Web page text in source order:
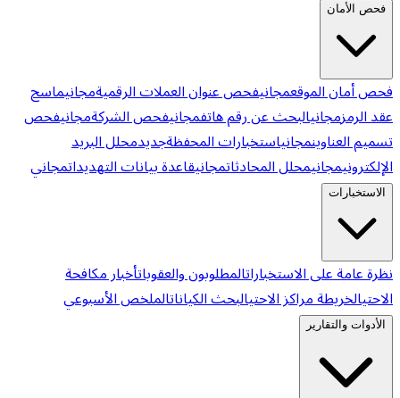
فحص الأمان
فحص أمان الموقعمجانيفحص عنوان العملات الرقميةمجانيماسح
عقد الرمزمجانيالبحث عن رقم هاتفمجانيفحص الشركةمجانيفحص
تسميم العناوينمجانياستخبارات المحفظةجديدمحلل البريد
الإلكترونيمجانيمحلل المحادثاتمجانيقاعدة بيانات التهديداتمجاني
الاستخبارات
نظرة عامة على الاستخباراتالمطلوبون والعقوباتأخبار مكافحة
الاحتيالخريطة مراكز الاحتيالبحث الكياناتالملخص الأسبوعي
الأدوات والتقارير